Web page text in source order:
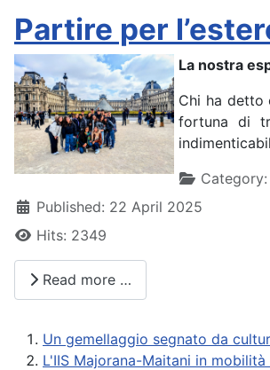
Partire per
La nostra
Chi ha detto
fortuna di
DetailsCategory:
Published: 22 April 2025
Hits: 2349
Read more …
Un gemellaggio segnato da
L'IIS Majorana-Maitani in